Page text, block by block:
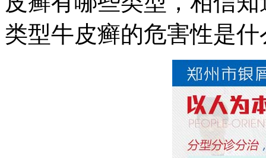
类型牛皮癣的危害性是什